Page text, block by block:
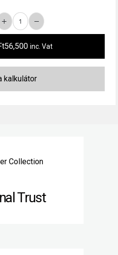
56,500 inc. Vat
Collection
Trust